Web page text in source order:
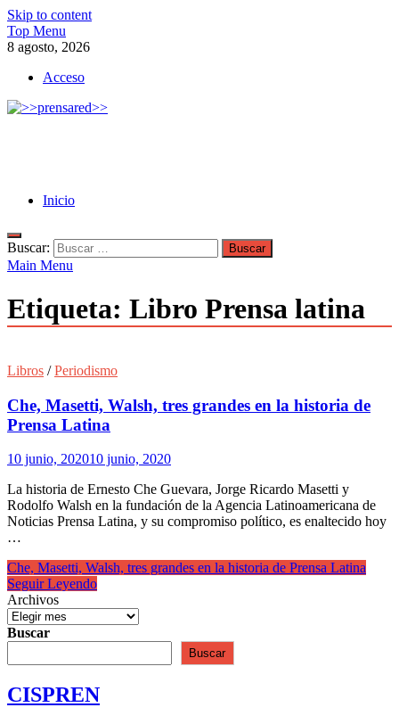
Skip to content
Top Menu
8 agosto, 2026
Acceso
Inicio
Buscar:
Main Menu
Etiqueta: Libro Prensa latina
Libros /Periodismo
Che, Masetti, Walsh, tres grandes en la historia de
Prensa Latina
10 junio, 202010 junio, 2020
La historia de Ernesto Che Guevara, Jorge Ricardo Masetti y
Rodolfo Walsh en la fundación de la Agencia Latinoamericana de
Noticias Prensa Latina, y su compromiso político, es enaltecido hoy
…
Che, Masetti, Walsh, tres grandes en la historia de Prensa Latina
Seguir Leyendo
Archivos
Buscar
Buscar
CISPREN